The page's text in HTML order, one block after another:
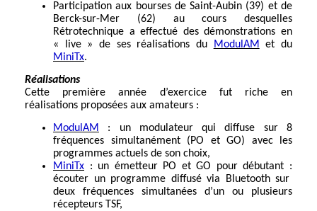
Participation aux bourses de Saint-Aubin (39) et de
Berck-sur-Mer (62) au cours desquelles
Rétrotechnique a effectué des démonstrations en
« live » de ses réalisations du
ModulAM
et du
MiniTx.
Réalisations
Cette première année d’exercice fut riche en
réalisations proposées aux amateurs :
ModulAM
: un modulateur qui diffuse sur 8
fréquences simultanément (PO et GO) avec les
programmes actuels de son choix,
MiniTx : un émetteur PO et GO pour débutant :
écouter un programme diffusé via Bluetooth sur
deux fréquences simultanées d’un ou plusieurs
récepteurs TSF,